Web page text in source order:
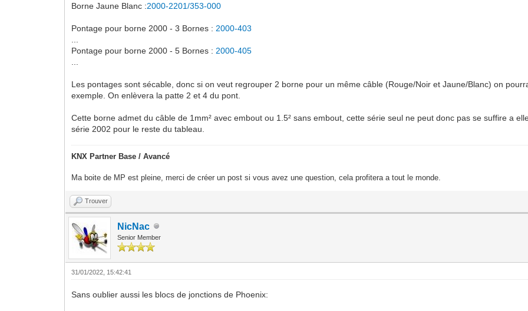
Borne Jaune Blanc :2000-2201/353-000
Pontage pour borne 2000 - 3 Bornes : 2000-403
Pontage pour borne 2000 - 5 Bornes : 2000-405
Les pontages sont sécable, donc si on veut regrouper 2 borne pour un même câble (Rouge/Noir et Jaune/Blanc) on
exemple. On enlèvera la patte 2 et 4 du pont.
Cette borne admet du câble de 1mm² avec embout ou 1.5² sans embout, cette série seul ne peut donc pas se suffire a
série 2002 pour le reste du tableau.
KNX Partner Base / Avancé
Ma boite de MP est pleine, merci de créer un post si vous avez une question, cela profitera a tout le monde.
Trouver
NicNac
Senior Member
31/01/2022, 15:42:41
Sans oublier aussi les blocs de jonctions de Phoenix: